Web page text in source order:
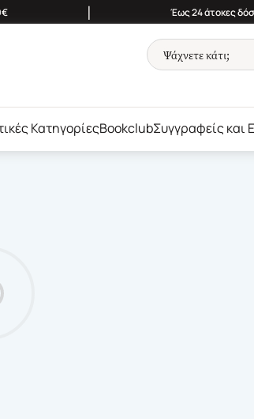
| Έως 24 άτοκες
ΚατηγορίεςBookclubΣυγγραφείς και